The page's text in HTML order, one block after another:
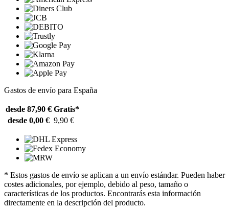
Gastos de envío para España
desde 87,90 € Gratis*
desde 0,00 € 9,90 €
* Estos gastos de envío se aplican a un envío estándar. Pueden haber
costes adicionales, por ejemplo, debido al peso, tamaño o
características de los productos. Encontrarás esta información
directamente en la descripción del producto.